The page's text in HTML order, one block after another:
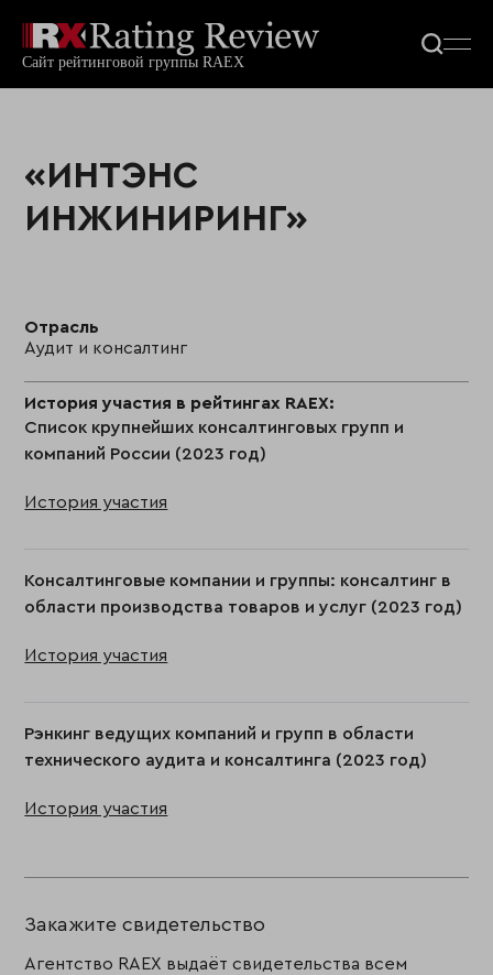
«ИНТЭНС
ИНЖИНИРИНГ»
Отрасль
Аудит и консалтинг
История участия в рейтингах RAEX:
Список крупнейших консалтинговых групп и
компаний России (2023 год)
История участия
Консалтинговые компании и группы: консалтинг в
области производства товаров и услуг (2023 год)
История участия
Рэнкинг ведущих компаний и групп в области
технического аудита и консалтинга (2023 год)
История участия
Закажите свидетельство
Агентство RAEX выдаёт свидетельства всем